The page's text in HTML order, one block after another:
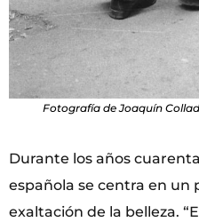
Fotografía de Joaquín
Durante los años
española se centra en un
exaltación de la belleza.